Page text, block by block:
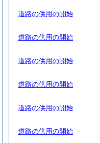
道路の供用の開始
道路の供用の開始
道路の供用の開始
道路の供用の開始
道路の供用の開始
道路の供用の開始